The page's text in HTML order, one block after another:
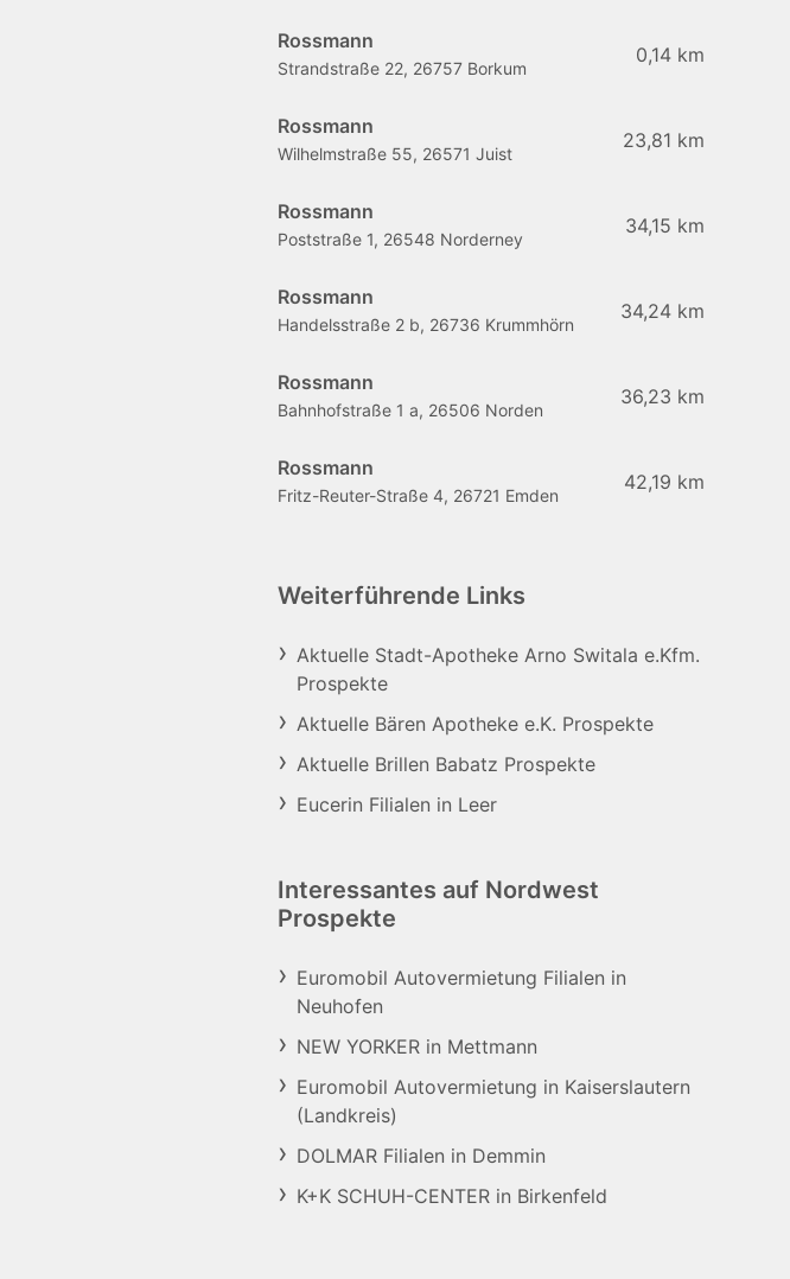
Rossmann
Strandstraße 22, 26757 Borkum
0,14 km
Rossmann
Wilhelmstraße 55, 26571 Juist
23,81 km
Rossmann
Poststraße 1, 26548 Norderney
34,15 km
Rossmann
Handelsstraße 2 b, 26736 Krummhörn
34,24 km
Rossmann
Bahnhofstraße 1 a, 26506 Norden
36,23 km
Rossmann
Fritz-Reuter-Straße 4, 26721 Emden
42,19 km
Weiterführende Links
Aktuelle Stadt-Apotheke Arno Switala e.Kfm.
Prospekte
Aktuelle Bären Apotheke e.K. Prospekte
Aktuelle Brillen Babatz Prospekte
Eucerin Filialen in Leer
Interessantes auf Nordwest
Prospekte
Euromobil Autovermietung Filialen in
Neuhofen
NEW YORKER in Mettmann
Euromobil Autovermietung in Kaiserslautern
(Landkreis)
DOLMAR Filialen in Demmin
K+K SCHUH-CENTER in Birkenfeld